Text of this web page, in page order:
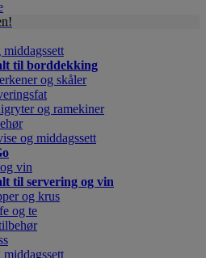
middagssett
til borddekking
og skåler
og ramekiner
og middagssett
vin
til servering og vin
og krus
og te
middagssett